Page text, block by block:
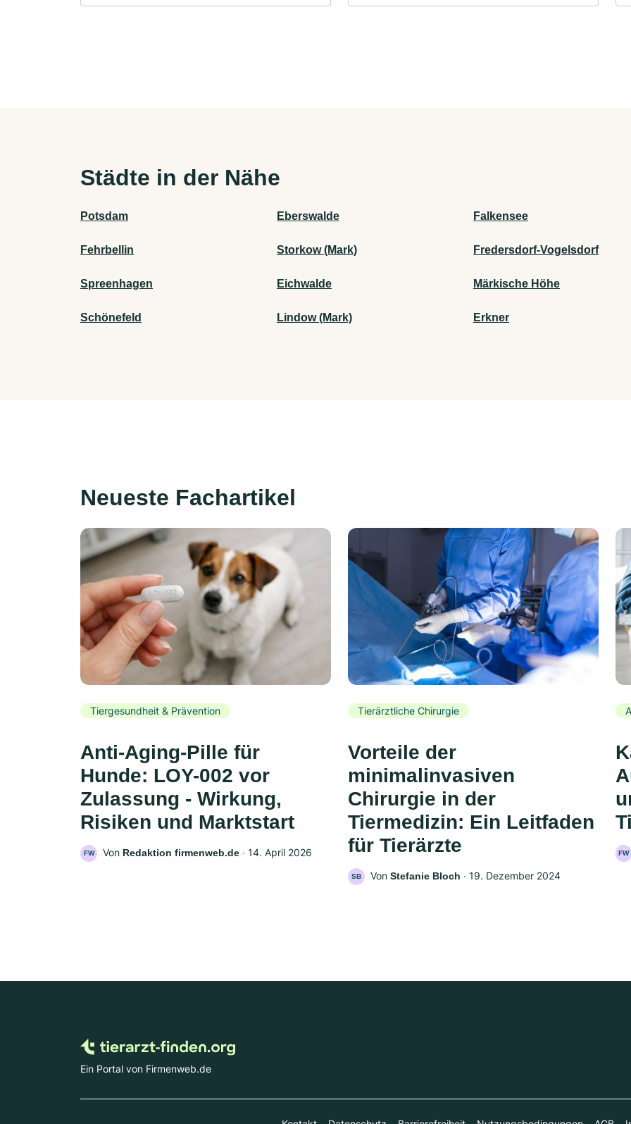
Städte in der Nähe
Potsdam Eberswalde Falkensee
Fehrbellin Storkow (Mark) Fredersdorf-Vogelsdorf
Spreenhagen Eichwalde Märkische Höhe
Schönefeld Lindow (Mark) Erkner
Neueste Fachartikel
Tiergesundheit & Prävention
Anti-Aging-Pille für
Hunde: LOY-002 vor
Zulassung - Wirkung,
Risiken und Marktstart
FW Von Redaktion firmenweb.de ‧ 14. April 2026
Tierärztliche Chirurgie
Vorteile der
minimalinvasiven
Chirurgie in der
Tiermedizin: Ein Leitfaden
für Tierärzte
SB Von Stefanie Bloch ‧ 19. Dezember 2024
FW
Ein Portal von Firmenweb.de